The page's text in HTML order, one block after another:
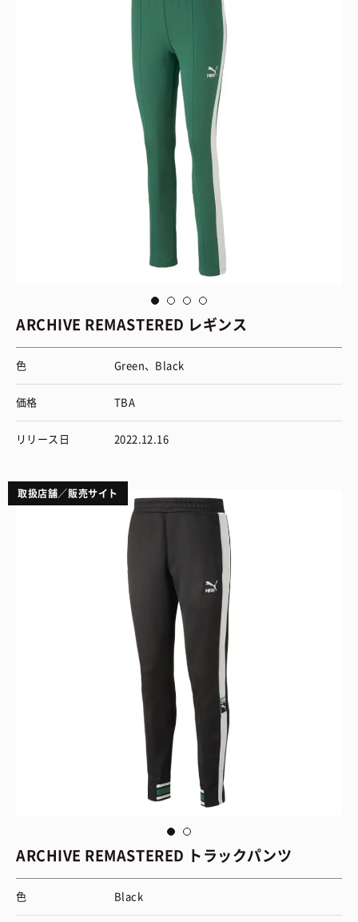
ARCHIVE REMASTERED レギンス
色 Green、Black
価格 TBA
リリース日 2022.12.16
取扱店舗／販売サイト
ARCHIVE REMASTERED トラックパンツ
色 Black